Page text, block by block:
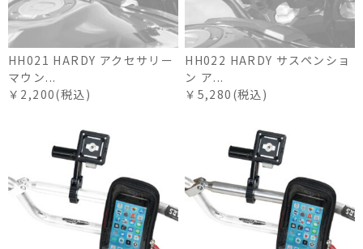
HH021 HARDY アクセサリー
マウン...
￥2,200(税込)
HH022 HARDY サスペンショ
ン ア...
￥5,280(税込)